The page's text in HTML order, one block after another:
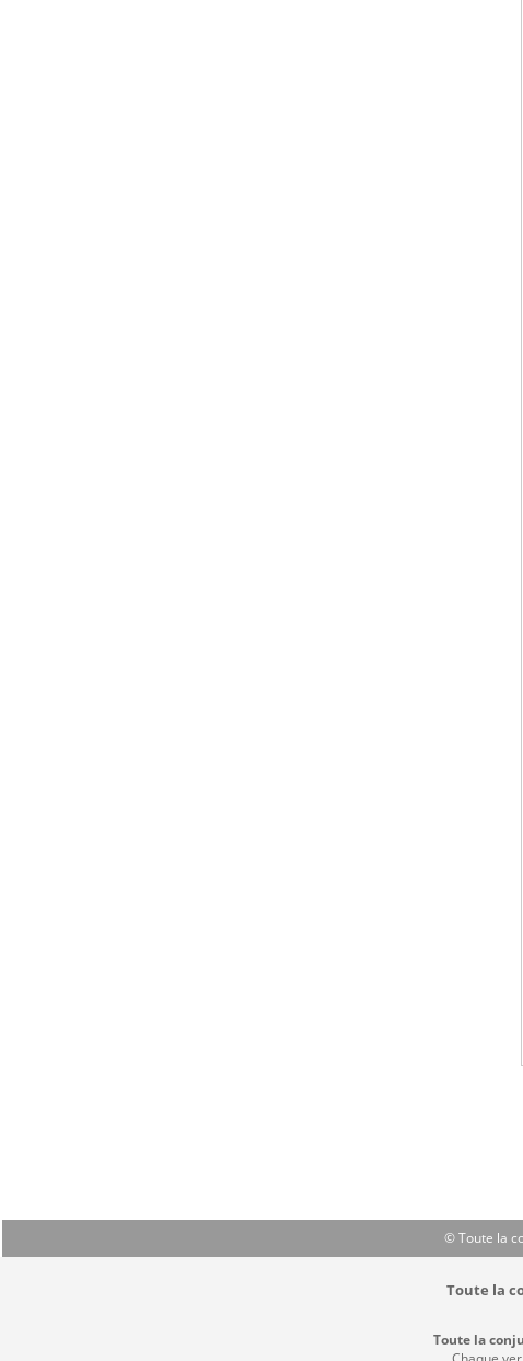
© Toute la
Toute la
Toute la